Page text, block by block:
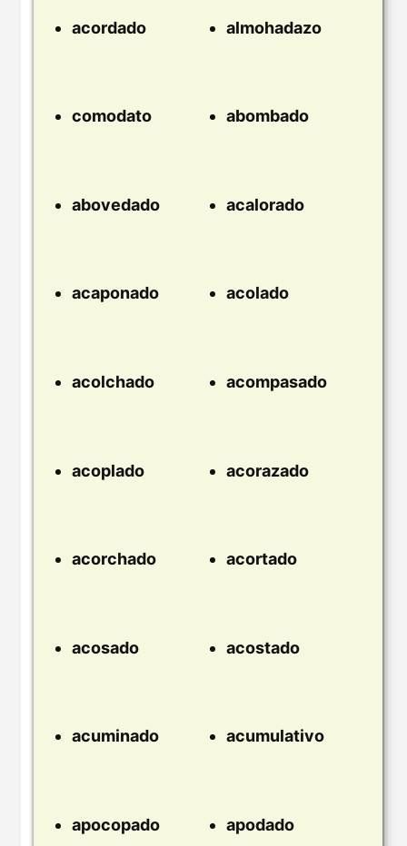
acordado almohadazo
comodato abombado
abovedado acalorado
acaponado acolado
acolchado acompasado
acoplado acorazado
acorchado acortado
acosado acostado
acuminado acumulativo
apocopado apodado